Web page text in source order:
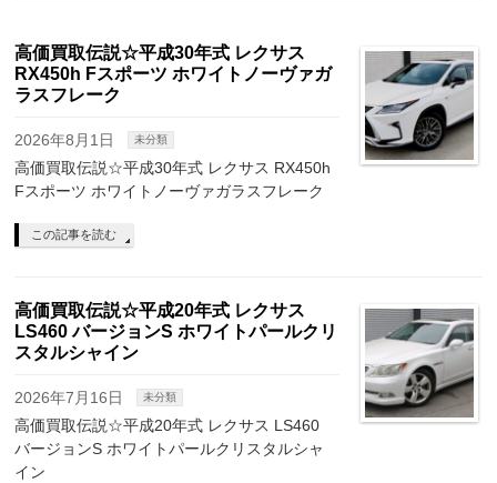
高価買取伝説☆平成30年式 レクサス
RX450h Fスポーツ ホワイトノーヴァガ
ラスフレーク
2026年8月1日 未分類
高価買取伝説☆平成30年式 レクサス RX450h
Fスポーツ ホワイトノーヴァガラスフレーク
この記事を読む
高価買取伝説☆平成20年式 レクサス
LS460 バージョンS ホワイトパールクリ
スタルシャイン
2026年7月16日 未分類
高価買取伝説☆平成20年式 レクサス LS460
バージョンS ホワイトパールクリスタルシャ
イン